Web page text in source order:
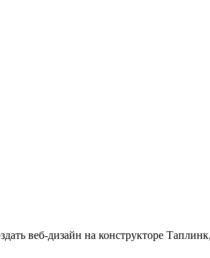
веб-дизайн на конструкторе